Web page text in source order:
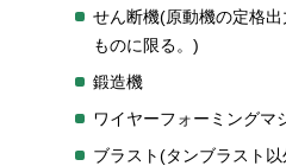
せん断機(原動機の定格
ものに限る。)
鍛造機
ワイヤーフォーミングマ
ブラスト(タンブラスト